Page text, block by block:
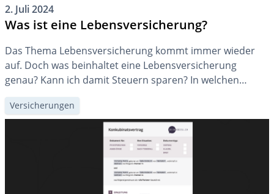
2. Juli 2024
Was ist eine Lebensversicherung?
Das Thema Lebensversicherung kommt immer wieder
auf. Doch was beinhaltet eine Lebensversicherung
genau? Kann ich damit Steuern sparen? In welchen
Situationen macht eine Lebensversicherung Sinn?
Versicherungen